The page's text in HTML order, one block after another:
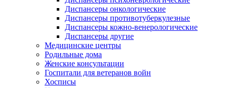
Диспансеры онкологические
Диспансеры противотуберкулезные
Диспансеры кожно-венерологические
Диспансеры другие
Медицинские центры
Родильные дома
Женские консультации
Госпитали для ветеранов войн
Хосписы